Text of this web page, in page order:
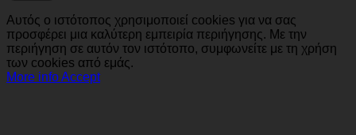
Αυτός ο ιστότοπος χρησιμοποιεί cookies για να σας
προσφέρει μια καλύτερη εμπειρία περιήγησης. Με την
περιήγηση σε αυτόν τον ιστότοπο, συμφωνείτε με τη χρήση
των cookies από εμάς.
More infoAccept